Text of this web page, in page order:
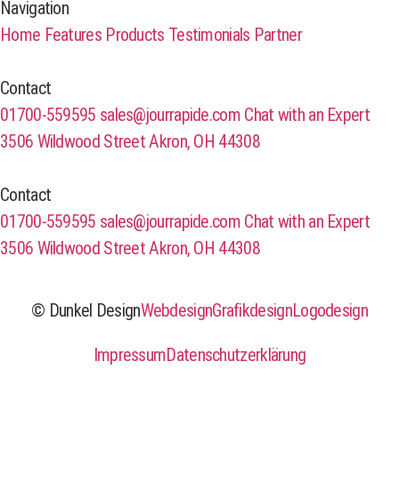
Navigation
Home Features Products Testimonials Partner
Contact
01700-559595 sales@jourrapide.com Chat with an Expert
3506 Wildwood Street Akron, OH 44308
Contact
01700-559595 sales@jourrapide.com Chat with an Expert
3506 Wildwood Street Akron, OH 44308
© Dunkel DesignWebdesignGrafikdesignLogodesign
ImpressumDatenschutzerklärung